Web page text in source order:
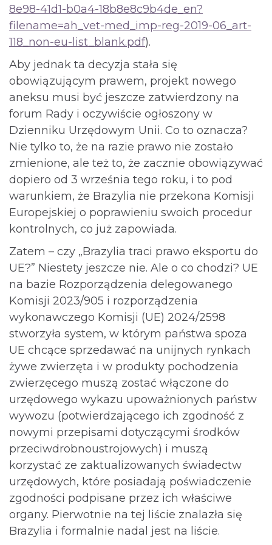
8e98-41d1-b0a4-18b8e8c9b4de_en?
filename=ah_vet-med_imp-reg-2019-06_art-
118_non-eu-list_blank.pdf).
Aby jednak ta decyzja stała się
obowiązującym prawem, projekt nowego
aneksu musi być jeszcze zatwierdzony na
forum Rady i oczywiście ogłoszony w
Dzienniku Urzędowym Unii. Co to oznacza?
Nie tylko to, że na razie prawo nie zostało
zmienione, ale też to, że zacznie obowiązywać
dopiero od 3 września tego roku, i to pod
warunkiem, że Brazylia nie przekona Komisji
Europejskiej o poprawieniu swoich procedur
kontrolnych, co już zapowiada.
Zatem – czy „Brazylia traci prawo eksportu do
UE?” Niestety jeszcze nie. Ale o co chodzi? UE
na bazie Rozporządzenia delegowanego
Komisji 2023/905 i rozporządzenia
wykonawczego Komisji (UE) 2024/2598
stworzyła system, w którym państwa spoza
UE chcące sprzedawać na unijnych rynkach
żywe zwierzęta i w produkty pochodzenia
zwierzęcego muszą zostać włączone do
urzędowego wykazu upoważnionych państw
wywozu (potwierdzającego ich zgodność z
nowymi przepisami dotyczącymi środków
przeciwdrobnoustrojowych) i muszą
korzystać ze zaktualizowanych świadectw
urzędowych, które posiadają poświadczenie
zgodności podpisane przez ich właściwe
organy. Pierwotnie na tej liście znalazła się
Brazylia i formalnie nadal jest na liście.